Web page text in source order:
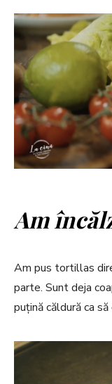
Am
Am pus tortillas
parte. Sunt deja
puțină căldură ca